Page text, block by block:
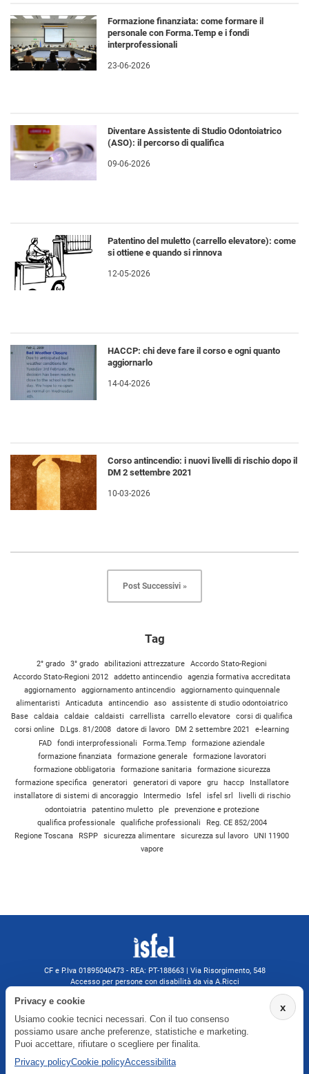
Formazione finanziata: come formare il
personale con Forma.Temp e i fondi
interprofessionali
23-06-2026
Diventare Assistente di Studio Odontoiatrico
(ASO): il percorso di qualifica
09-06-2026
Patentino del muletto (carrello elevatore): come
si ottiene e quando si rinnova
12-05-2026
HACCP: chi deve fare il corso e ogni quanto
aggiornarlo
14-04-2026
Corso antincendio: i nuovi livelli di rischio dopo il
DM 2 settembre 2021
10-03-2026
Post Successivi »
Tag
2° grado 3° grado abilitazioni attrezzature
Accordo Stato-Regioni
Accordo Stato-Regioni 2012
addetto antincendio
agenzia formativa accreditata
aggiornamento
aggiornamento antincendio
aggiornamento quinquennale
alimentaristi
Anticaduta antincendio aso
assistente di studio odontoiatrico
Base
caldaia caldaie caldaisti carrellista carrello elevatore
corsi di qualifica
corsi online
D.Lgs. 81/2008 datore di lavoro DM 2 settembre 2021
e-learning
FAD
fondi interprofessionali Forma.Temp
formazione aziendale
formazione finanziata
formazione generale
formazione lavoratori
formazione obbligatoria
formazione sanitaria
formazione sicurezza
formazione specifica
generatori generatori di vapore gru haccp
Installatore
installatore di sistemi di ancoraggio
Intermedio Isfel isfel srl
livelli di rischio
odontoiatria
patentino muletto ple
prevenzione e protezione
qualifica professionale
qualifiche professionali
Reg. CE 852/2004
Regione Toscana
RSPP sicurezza alimentare sicurezza sul lavoro
UNI 11900
vapore
CF e P.Iva 01895040473 - REA: PT-188663 | Via Risorgimento, 548
Accesso per persone con disabilità da via A.Ricci
isfel@pec.it
Informativa privacy
x
Privacy e cookie
Usiamo cookie tecnici necessari. Con il tuo consenso
possiamo usare anche preferenze, statistiche e marketing.
Puoi accettare, rifiutare o scegliere per finalita.
Privacy policyCookie policyAccessibilita